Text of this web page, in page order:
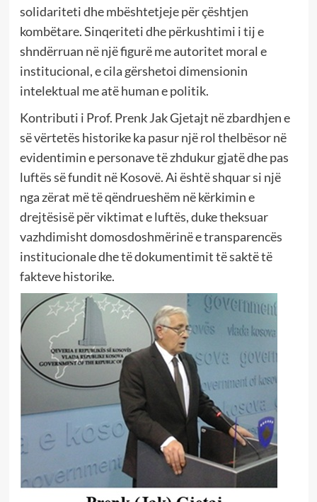
solidariteti dhe mbështetjeje për çështjen
kombëtare. Sinqeriteti dhe përkushtimi i tij e
shndërruan në një figurë me autoritet moral e
institucional, e cila gërshetoi dimensionin
intelektual me atë human e politik.
Kontributi i Prof. Prenk Jak Gjetajt në zbardhjen e
së vërtetës historike ka pasur një rol thelbësor në
evidentimin e personave të zhdukur gjatë dhe pas
luftës së fundit në Kosovë. Ai është shquar si një
nga zërat më të qëndrueshëm në kërkimin e
drejtësisë për viktimat e luftës, duke theksuar
vazhdimisht domosdoshmërinë e transparencës
institucionale dhe të dokumentimit të saktë të
fakteve historike.